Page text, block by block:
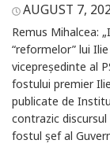
AUGUST 7,
Remus Mihalcea:
“reformelor” lui
vicepreședinte al
fostului premier
publicate de
contrazic
fostul șef al